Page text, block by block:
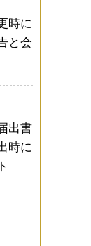
時に
と会
出書
時に